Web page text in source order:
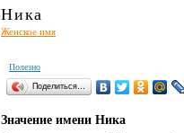
Ника
Женское имя
Полезно
Поделиться…
Значение имени Ника